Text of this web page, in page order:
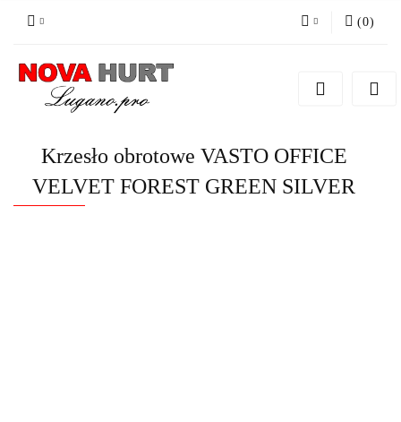
Zarejestruj się
(0)
Krzesło obrotowe VASTO OFFICE
VELVET FOREST GREEN SILVER